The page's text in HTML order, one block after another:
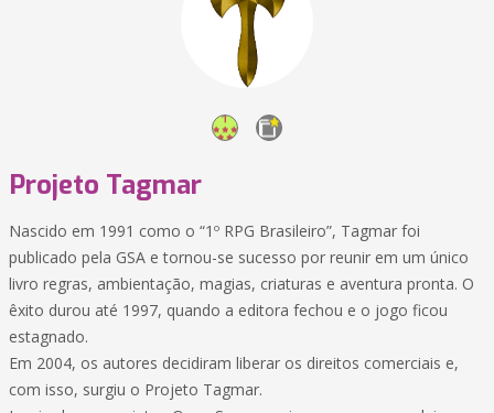
Projeto Tagmar
Nascido em 1991 como o “1º RPG Brasileiro”, Tagmar foi
publicado pela GSA e tornou-se sucesso por reunir em um único
livro regras, ambientação, magias, criaturas e aventura pronta. O
êxito durou até 1997, quando a editora fechou e o jogo ficou
estagnado.
Em 2004, os autores decidiram liberar os direitos comerciais e,
com isso, surgiu o Projeto Tagmar.